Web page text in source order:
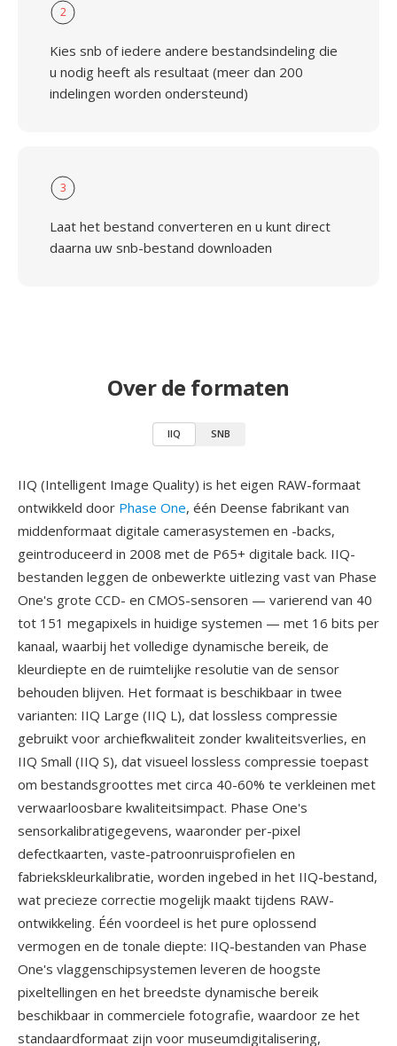
2
Kies snb of iedere andere bestandsindeling die
u nodig heeft als resultaat (meer dan 200
indelingen worden ondersteund)
3
Laat het bestand converteren en u kunt direct
daarna uw snb-bestand downloaden
Over de formaten
IIQ SNB
IIQ (Intelligent Image Quality) is het eigen RAW-formaat
ontwikkeld door Phase One, één Deense fabrikant van
middenformaat digitale camerasystemen en -backs,
geintroduceerd in 2008 met de P65+ digitale back. IIQ-
bestanden leggen de onbewerkte uitlezing vast van Phase
One's grote CCD- en CMOS-sensoren — varierend van 40
tot 151 megapixels in huidige systemen — met 16 bits per
kanaal, waarbij het volledige dynamische bereik, de
kleurdiepte en de ruimtelijke resolutie van de sensor
behouden blijven. Het formaat is beschikbaar in twee
varianten: IIQ Large (IIQ L), dat lossless compressie
gebruikt voor archiefkwaliteit zonder kwaliteitsverlies, en
IIQ Small (IIQ S), dat visueel lossless compressie toepast
om bestandsgroottes met circa 40-60% te verkleinen met
verwaarloosbare kwaliteitsimpact. Phase One's
sensorkalibratigegevens, waaronder per-pixel
defectkaarten, vaste-patroonruisprofielen en
fabriekskleurkalibratie, worden ingebed in het IIQ-bestand,
wat precieze correctie mogelijk maakt tijdens RAW-
ontwikkeling. Één voordeel is het pure oplossend
vermogen en de tonale diepte: IIQ-bestanden van Phase
One's vlaggenschipsystemen leveren de hoogste
pixeltellingen en het breedste dynamische bereik
beschikbaar in commerciele fotografie, waardoor ze het
standaardformaat zijn voor museumdigitalisering,